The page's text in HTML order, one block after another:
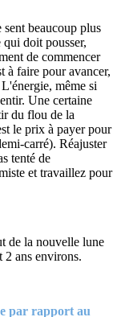
beaucoup plus
qui doit pousser,
de commencer
à faire pour avancer,
même si
Une certaine
du flou de la
le prix à payer pour
carré). Réajuster
tenté de
et travaillez pour
de la nouvelle lune
2 ans environs.
par rapport au